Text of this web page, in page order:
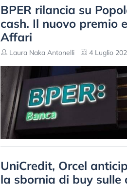
BPER rilancia su
cash. Il nuovo premio
Affari
Laura Naka Antonelli 4 Luglio
UniCredit, Orcel
la sbornia di buy sulle